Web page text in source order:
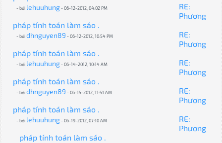
- bởi lehuuhung- 06-12-2012, 04:02 PM
RE:
Phương
pháp tính toán làm sáo .
- bởidhnguyen89 - 06-12-2012, 10:54 PM
RE:
Phương
pháp tính toán làm sáo .
- bởi lehuuhung- 06-14-2012, 10:14 AM
RE:
Phương
pháp tính toán làm sáo .
- bởidhnguyen89 - 06-15-2012, 11:51 AM
RE:
Phương
pháp tính toán làm sáo .
- bởi lehuuhung- 06-19-2012, 07:10 AM
RE:
Phương
pháp tính toán làm sáo .